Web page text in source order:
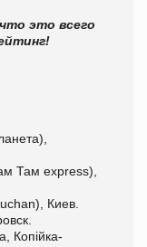
это всего
Там express),
Киев.
Копійка-